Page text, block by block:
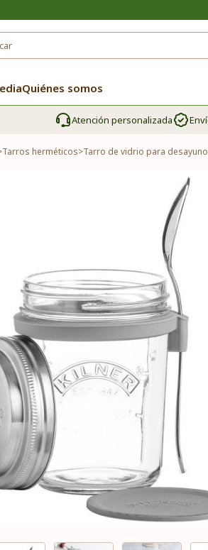
Quiénes somos
Atención personalizada
Tarros herméticos>Tarro de vidrio para